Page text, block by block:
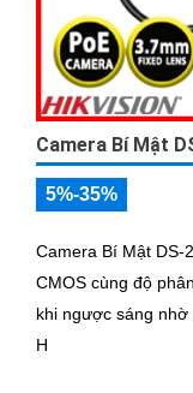
Camera Bí Mật
5%-35%
Camera Bí Mật DS-
CMOS cùng độ
khi ngược sáng nhờ
H